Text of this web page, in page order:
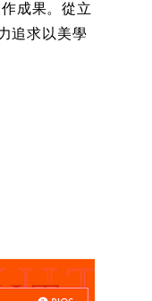
成果。從立
追求以美學